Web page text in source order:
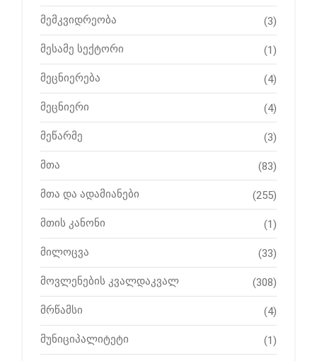
მემკვიდრეობა (3)
მესამე სექტორი (1)
მეცნიერება (4)
მეცნიერი (4)
მეწარმე (3)
მთა (83)
მთა და ადამიანები (255)
მთის კანონი (1)
მილოცვა (33)
მოვლენების კვალდაკვალ (308)
მრწამსი (4)
მუნიციპალიტეტი (1)